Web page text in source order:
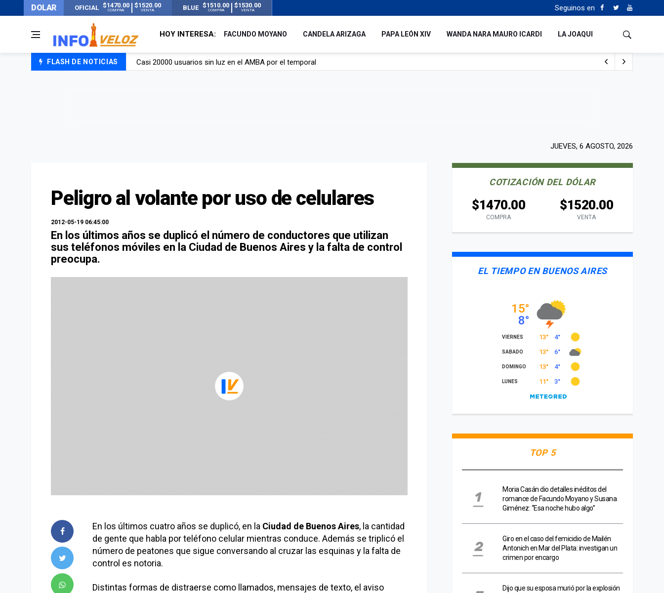
DOLAR OFICIAL $1470.00
COMPRA
$1520.00
VENTA BLUE $1510.00
COMPRA
$1530.00
VENTA Seguinos en
HOY INTERESA: FACUNDO MOYANO CANDELA ARIZAGA PAPA LEÓN XIV WANDA NARA MAURO ICARDI LA JOAQUI
FLASH DE NOTICIAS
Candela Arizaga rompió el silencio tras el incidente con Facundo Moyano: “Tengo errores como cualquiera”
JUEVES, 6 AGOSTO, 2026
Peligro al volante por uso de celulares
2012-05-19 06:45:00
En los últimos años se duplicó el número de conductores que utilizan
sus teléfonos móviles en la Ciudad de Buenos Aires y la falta de control
preocupa.
En los últimos cuatro años se duplicó, en la Ciudad de Buenos Aires, la cantidad
de gente que habla por teléfono celular mientras conduce. Además se triplicó el
número de peatones que sigue conversando al cruzar las esquinas y la falta de
control es notoria.
Distintas formas de distraerse como llamados, mensajes de texto, el aviso
COTIZACIÓN DEL DÓLAR
$1470.00
COMPRA
$1520.00
VENTA
EL TIEMPO EN BUENOS AIRES
TOP 5
Moria Casán dio detalles inéditos del
romance de Facundo Moyano y Susana
Giménez: “Esa noche hubo algo”
Giro en el caso del femicidio de Mailén
Antonich en Mar del Plata: investigan un
crimen por encargo
Dijo que su esposa murió por la explosión